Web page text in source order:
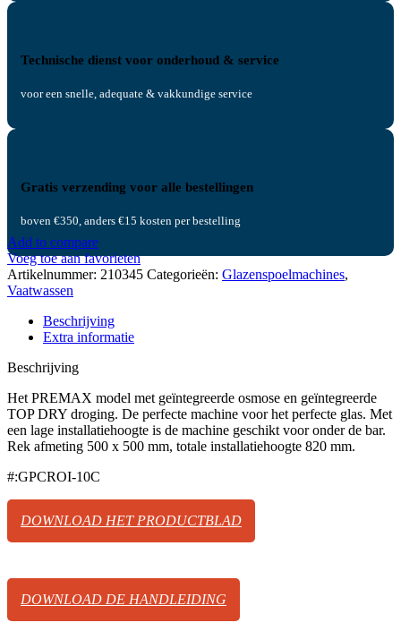
Technische dienst voor onderhoud & service
voor een snelle, adequate & vakkundige service
Gratis verzending voor alle bestellingen
boven €350, anders €15 kosten per bestelling
Add to compare
Voeg toe aan favorieten
Artikelnummer: 210345 Categorieën: Glazenspoelmachines,
Vaatwassen
Beschrijving
Extra informatie
Beschrijving
Het PREMAX model met geïntegreerde osmose en geïntegreerde
TOP DRY droging. De perfecte machine voor het perfecte glas. Met
een lage installatiehoogte is de machine geschikt voor onder de bar.
Rek afmeting 500 x 500 mm, totale installatiehoogte 820 mm.
#:GPCROI-10C
DOWNLOAD HET PRODUCTBLAD
DOWNLOAD DE HANDLEIDING